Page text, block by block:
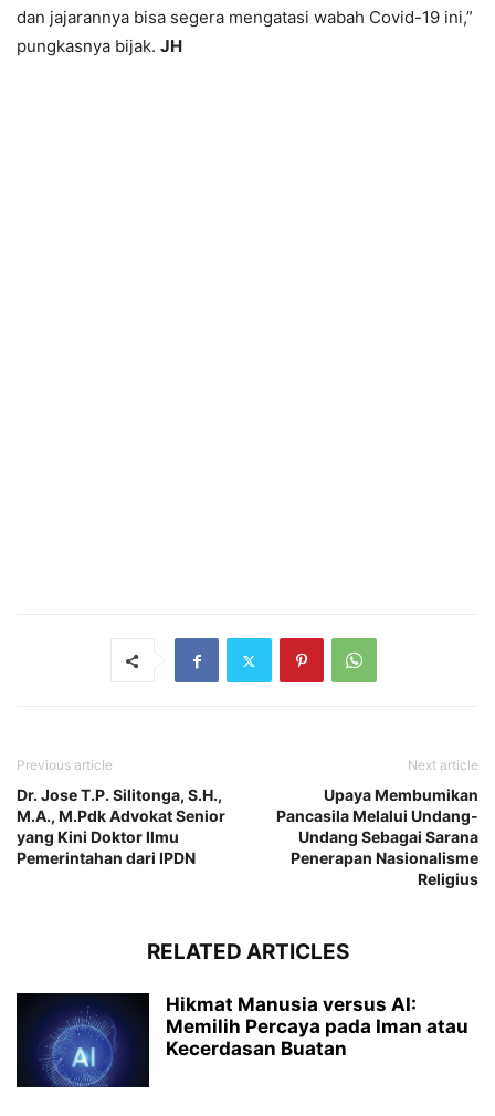
dan jajarannya bisa segera mengatasi wabah Covid-19 ini,”
pungkasnya bijak. JH
Previous article
Dr. Jose T.P. Silitonga, S.H.,
M.A., M.Pdk Advokat Senior
yang Kini Doktor Ilmu
Pemerintahan dari IPDN
Next article
Upaya Membumikan
Pancasila Melalui Undang-
Undang Sebagai Sarana
Penerapan Nasionalisme
Religius
RELATED ARTICLES
Hikmat Manusia versus AI:
Memilih Percaya pada Iman atau
Kecerdasan Buatan